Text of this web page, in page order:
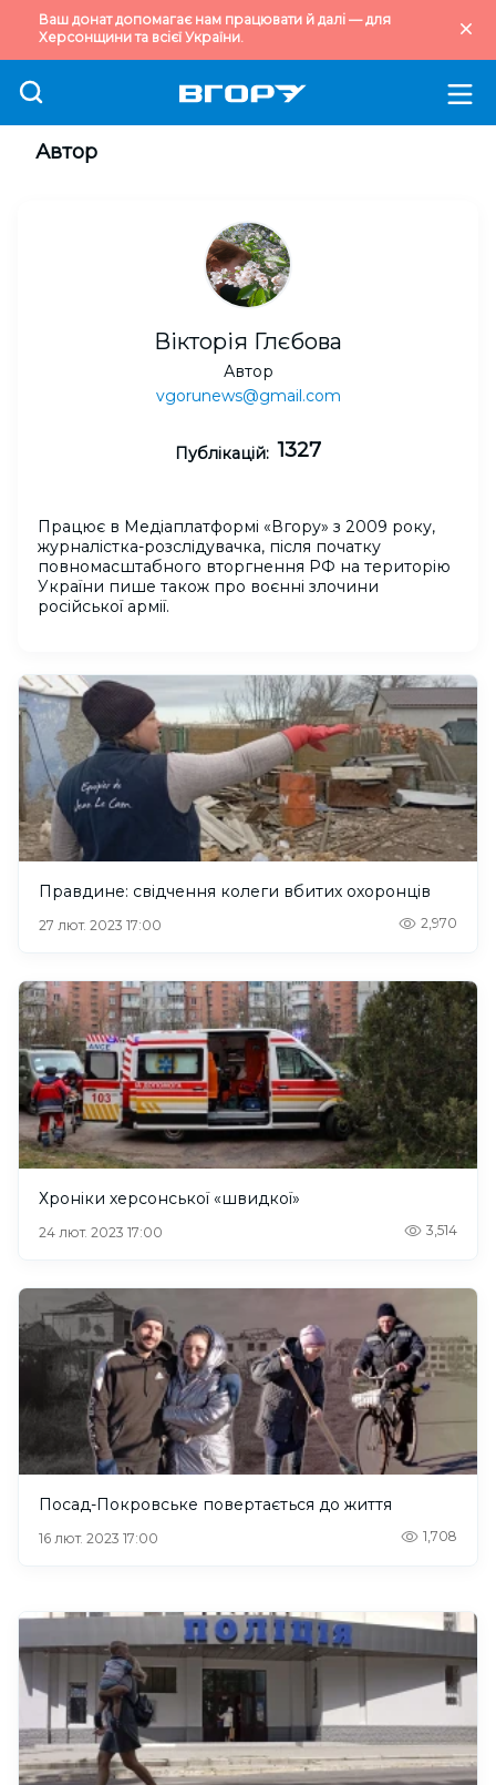
Ваш донат допомагає нам працювати й далі — для
Херсонщини та всієї України.
Автор
Вікторія Глєбова
Автор
vgorunews@gmail.com
Публікацій: 1327
Працює в Медіаплатформі «Вгору» з 2009 року,
журналістка-розслідувачка, після початку
повномасштабного вторгнення РФ на територію
України пише також про воєнні злочини
російської армії.
Правдине: свідчення колеги вбитих охоронців
27 лют. 2023 17:00 2,970
Хроніки херсонської «швидкої»
24 лют. 2023 17:00 3,514
Посад-Покровське повертається до життя
16 лют. 2023 17:00 1,708